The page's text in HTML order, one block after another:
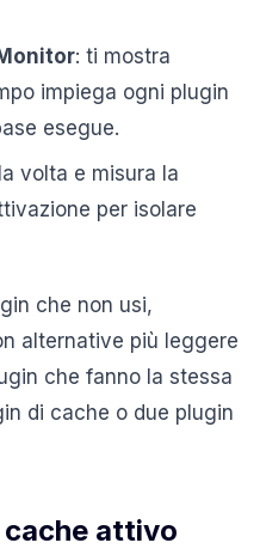
: ti mostra
impiega ogni plugin
esegue.
volta e misura la
per isolare
che non usi,
alternative più leggere
che fanno la stessa
di cache o due plugin
cache attivo